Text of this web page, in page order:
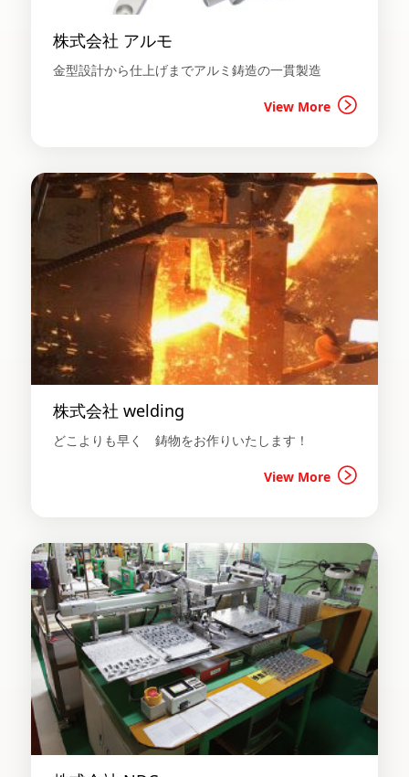
株式会社 アルモ
金型設計から仕上げまでアルミ鋳造の一貫製造
View More
株式会社 welding
どこよりも早く 鋳物をお作りいたします！
View More